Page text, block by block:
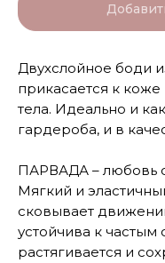
Двухслойное боди
прикасается к
тела. Идеально и
гардероба, и в
ПАРВАДА – любовь
Мягкий и
сковывает
устойчива к частым
растягивается и